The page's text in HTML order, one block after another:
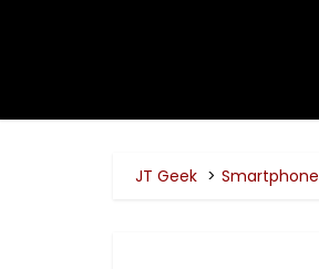
JT Geek Smartphone